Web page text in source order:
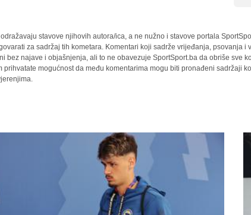
stavove njihovih autora/ica, a ne nužno i stavove portala
za sadržaj tih kometara. Komentari koji sadrže vrijeđanja, psovanja i
bez najave i objašnjenja, ali to ne obavezuje SportSport.ba da obriše sve
prihvatate mogućnost da među komentarima mogu biti pronađeni sadržaji